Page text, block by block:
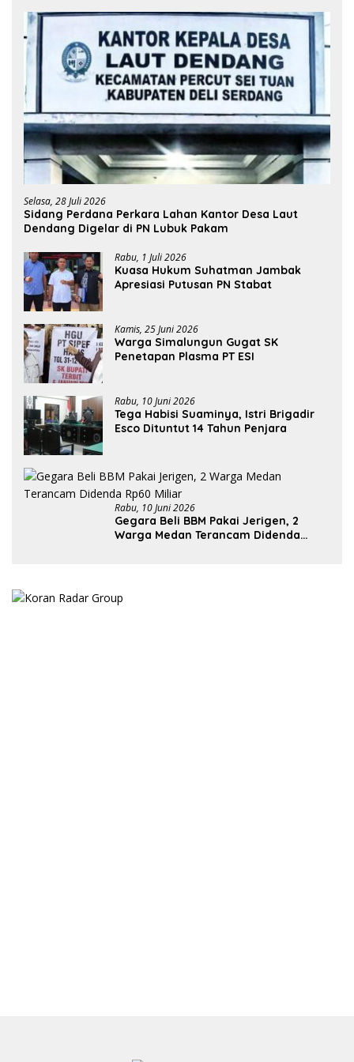
Selasa, 28 Juli 2026
Sidang Perdana Perkara Lahan Kantor Desa Laut
Dendang Digelar di PN Lubuk Pakam
Rabu, 1 Juli 2026
Kuasa Hukum Suhatman Jambak
Apresiasi Putusan PN Stabat
Kamis, 25 Juni 2026
Warga Simalungun Gugat SK
Penetapan Plasma PT ESI
Rabu, 10 Juni 2026
Tega Habisi Suaminya, Istri Brigadir
Esco Dituntut 14 Tahun Penjara
Rabu, 10 Juni 2026
Gegara Beli BBM Pakai Jerigen, 2
Warga Medan Terancam Didenda